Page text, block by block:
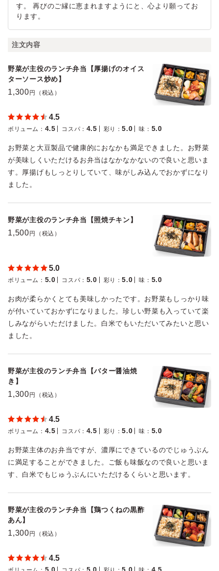
す。 再びのご縁に恵まれますようにと、心より願ってお
ります。
注文内容
野菜が主役のランチ弁当【厚揚げのオイス
ターソース炒め】
1,300 円（税込）
4.5
ボリューム ： 4.5 コスパ ： 4.5 彩り ：5.0 味 ： 5.0
お野菜と大豆製品で健康的におなかも満足できました。お野菜
が美味しくいただけるお弁当はなかなかないので良いと思いま
す。厚揚げもしっとりしていて、味がしみ込んでおかずになり
ました。
野菜が主役のランチ弁当【照焼チキン】
1,500 円（税込）
5.0
ボリューム ： 5.0 コスパ ： 5.0 彩り ：5.0 味 ： 5.0
お肉が柔らかくとても美味しかったです。お野菜もしっかり味
が付いていておかずになりました。珍しい野菜も入っていて楽
しみながらいただけました。白米でもいただいてみたいと思い
ました。
野菜が主役のランチ弁当【バター醤油焼
き】
1,300 円（税込）
4.5
ボリューム ： 4.5 コスパ ： 4.5 彩り ：5.0 味 ： 5.0
お野菜主体のお弁当ですが、濃厚にできているのでじゅうぶん
に満足することができました。ご飯も味飯なので良いと思いま
す、白米でもじゅうぶんにいただけるくらいと思います。
野菜が主役のランチ弁当【鶏つくねの黒酢
あん】
1,300 円（税込）
4.5